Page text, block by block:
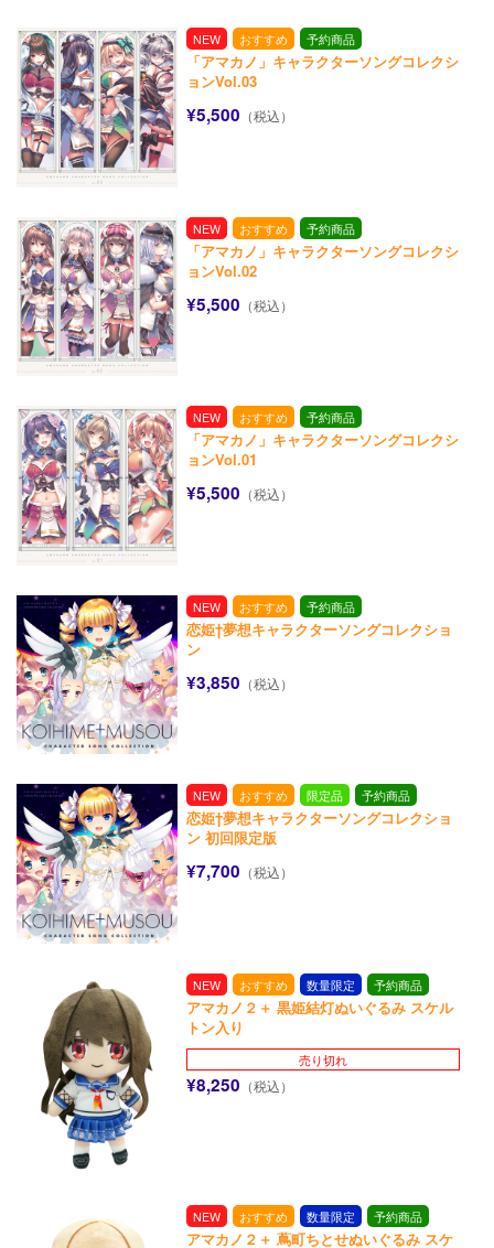
NEW おすすめ 予約商品
「アマカノ」キャラクターソングコレクシ
ョンVol.03
¥5,500 （税込）
NEW おすすめ 予約商品
「アマカノ」キャラクターソングコレクシ
ョンVol.02
¥5,500 （税込）
NEW おすすめ 予約商品
「アマカノ」キャラクターソングコレクシ
ョンVol.01
¥5,500 （税込）
NEW おすすめ 予約商品
恋姫†夢想キャラクターソングコレクショ
ン
¥3,850 （税込）
NEW おすすめ 限定品 予約商品
恋姫†夢想キャラクターソングコレクショ
ン 初回限定版
¥7,700 （税込）
NEW おすすめ 数量限定 予約商品
アマカノ２＋ 黒姫結灯ぬいぐるみ スケル
トン入り
売り切れ
¥8,250 （税込）
NEW おすすめ 数量限定 予約商品
アマカノ２＋ 蔦町ちとせぬいぐるみ スケ